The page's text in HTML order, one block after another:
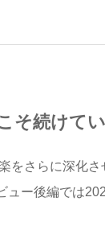
そ続けて
をさらに深化
ー後編では